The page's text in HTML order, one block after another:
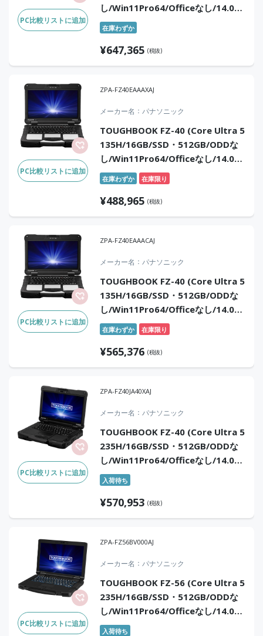
PC比較リストに追加
し/Win11Pro64/Officeなし/14.0
型/タッチパネル/WWAN 5G＆LTE)
在庫わずか
¥647,365 (税抜)
PC比較リストに追加
ZPA-FZ40EAAAXAJ
メーカー名 パナソニック
TOUGHBOOK FZ-40 (Core Ultra 5
135H/16GB/SSD・512GB/ODDな
し/Win11Pro64/Officeなし/14.0
型/タッチパネル)
在庫わずか 在庫限り
¥488,965 (税抜)
PC比較リストに追加
ZPA-FZ40EAAACAJ
メーカー名 パナソニック
TOUGHBOOK FZ-40 (Core Ultra 5
135H/16GB/SSD・512GB/ODDな
し/Win11Pro64/Officeなし/14.0
型/タッチパネル/WWAN 5G＆LTE)
在庫わずか 在庫限り
¥565,376 (税抜)
PC比較リストに追加
ZPA-FZ40JA40XAJ
メーカー名 パナソニック
TOUGHBOOK FZ-40 (Core Ultra 5
235H/16GB/SSD・512GB/ODDな
し/Win11Pro64/Officeなし/14.0
型/タッチパネル)
入荷待ち
¥570,953 (税抜)
PC比較リストに追加
ZPA-FZ56BV000AJ
メーカー名 パナソニック
TOUGHBOOK FZ-56 (Core Ultra 5
235H/16GB/SSD・512GB/ODDな
し/Win11Pro64/Officeなし/14.0
型/タッチパネル)
入荷待ち